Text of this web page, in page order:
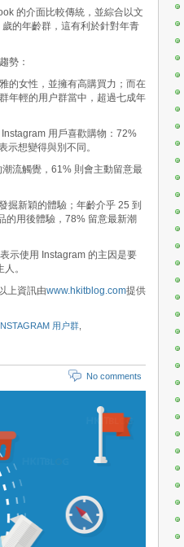
的介面比較傳統，並綜合以文
的年齡群，這有利於針對年青
勢：
的女性，並擁有高購買力；而在
年輕的用户群當中，超過七成年
用戶喜歡購物：72%
想變得與別不同。
流觸覺，61% 則會主動留意最
掘新穎的體驗；年齡介乎 25 到
的用後體驗，78% 留意最新潮
示使用 Instagram 的主因是要
。
以上資訊由www.hkitblog.com提供
用户群
No comments